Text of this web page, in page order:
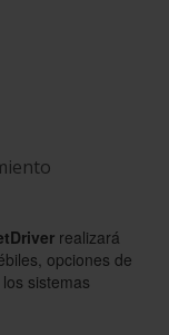
realizará
opciones de
sistemas